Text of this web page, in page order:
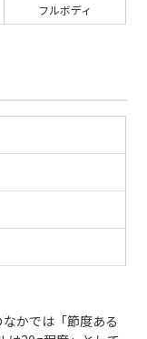
フルボディ
かでは「節度ある